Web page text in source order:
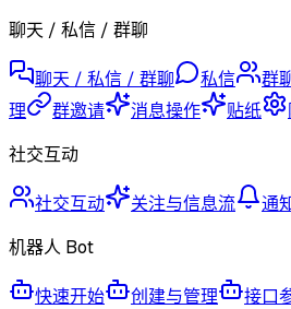
聊天 / 私信 / 群聊
聊天 / 私信 / 群聊 私信 群
理
群邀请 消息操作 贴纸
社交互动
社交互动 关注与信息流 通
机器人 Bot
快速开始 创建与管理 接口